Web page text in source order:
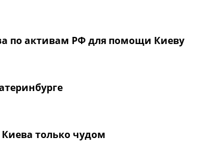
по активам РФ для помощи Киеву
только чудом